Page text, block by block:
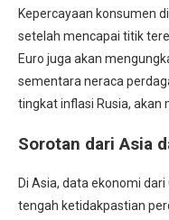
Kepercayaan konsumen
setelah mencapai titik
Euro juga akan
sementara neraca
tingkat inflasi Rusia, akan
Sorotan dari Asia
Di Asia, data ekonomi
tengah ketidakpastian